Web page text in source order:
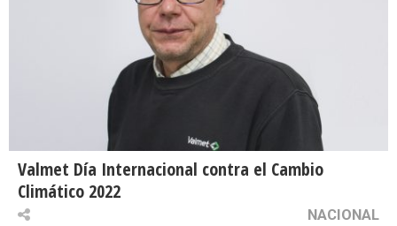
Valmet Día Internacional contra el Cambio
Climático 2022
NACIONAL